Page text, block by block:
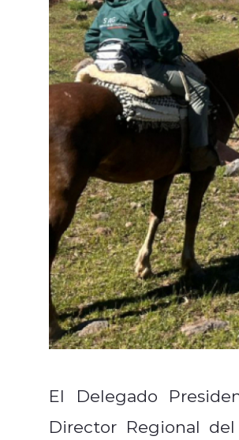
El Delegado
Director Regional del